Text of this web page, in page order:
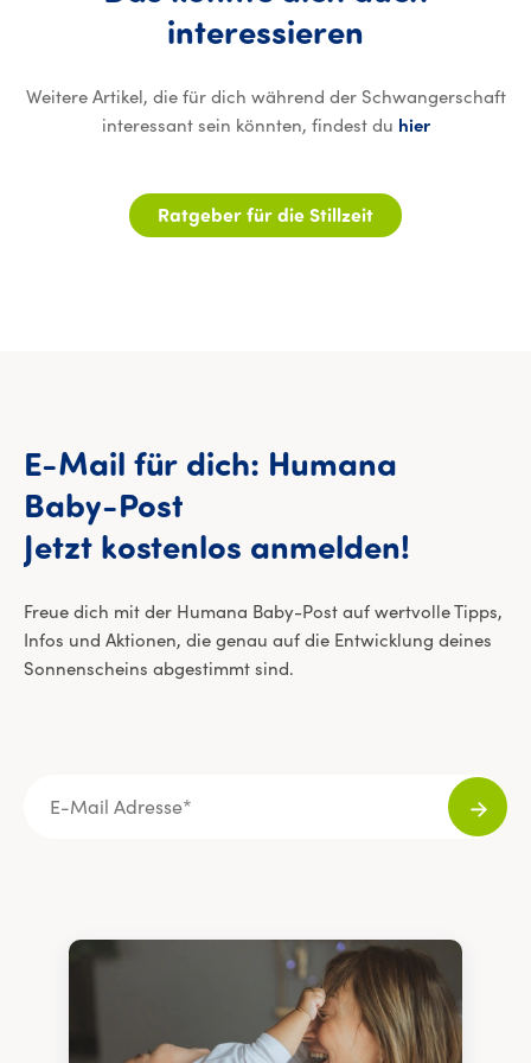
interessierenDas
Weitere Artikel, die für dich während der Schwangerschaft
interessant sein könnten, findest du hier
Ratgeber für die Stillzeit
E-Mail für dich: Humana
Baby-Post
Jetzt kostenlos anmelden!
Freue dich mit der Humana Baby-Post auf wertvolle Tipps,
Infos und Aktionen, die genau auf die Entwicklung deines
Sonnenscheins abgestimmt sind.